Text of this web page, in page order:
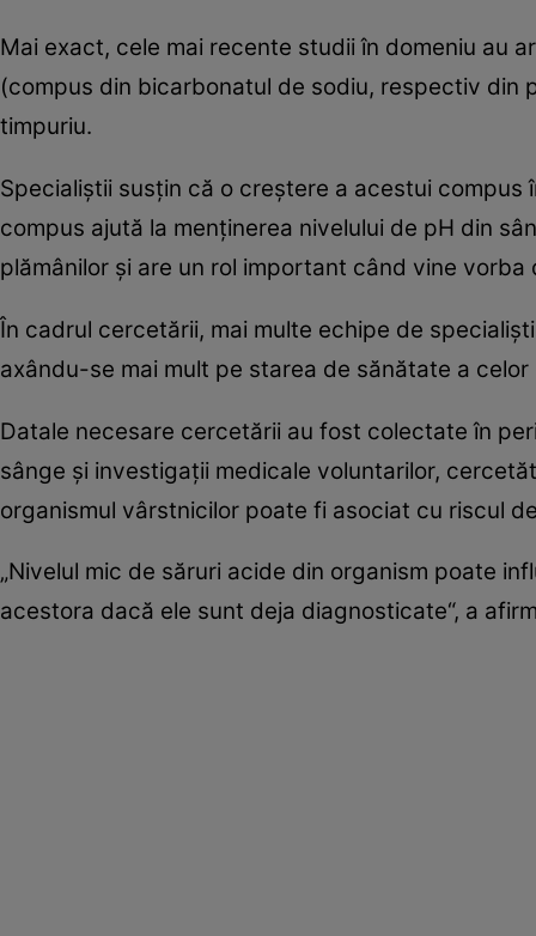
Mai exact, cele mai recente studii în domeniu au
(compus din bicarbonatul de sodiu, respectiv din
timpuriu.
Specialiştii susţin că o creştere a acestui
compus ajută la menţinerea nivelului de pH din
plămânilor şi are un rol important când vine
În cadrul cercetării, mai multe echipe de
axându-se mai mult pe starea de sănătate a
Datale necesare cercetării au fost colectate în
sânge şi investigaţii medicale voluntarilor,
organismul vârstnicilor poate fi asociat cu riscul
„Nivelul mic de săruri acide din organism poate
acestora dacă ele sunt deja diagnosticate“, a